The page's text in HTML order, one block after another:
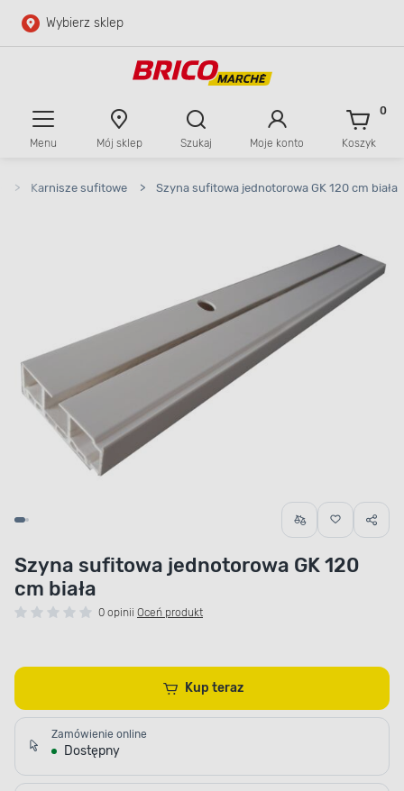
Przejdź do głównej zawartości
Wybierz sklep
Menu Mój sklep Szukaj Moje konto Koszyk
0
> Karnisze sufitowe > Szyna sufitowa jednotorowa GK 120 cm biała
Szyna sufitowa jednotorowa GK 120
cm biała
0 opinii Oceń produkt
Kup teraz
Zamówienie online
Dostępny